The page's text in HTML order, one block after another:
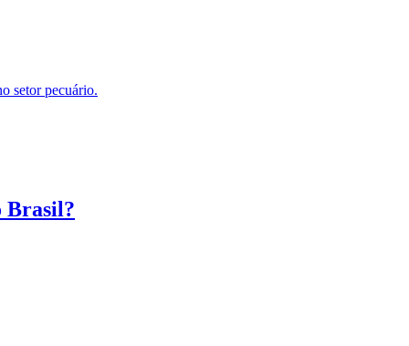
setor pecuário.
Brasil?